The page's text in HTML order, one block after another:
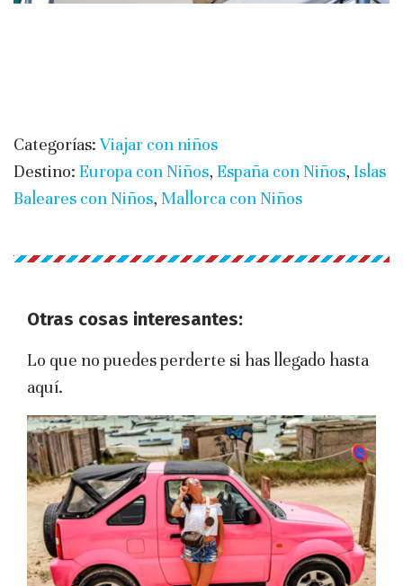
Categorías: Viajar con niños
Destino: Europa con Niños, España con Niños, Islas
Baleares con Niños, Mallorca con Niños
Otras cosas interesantes:
Lo que no puedes perderte si has llegado hasta
aquí.